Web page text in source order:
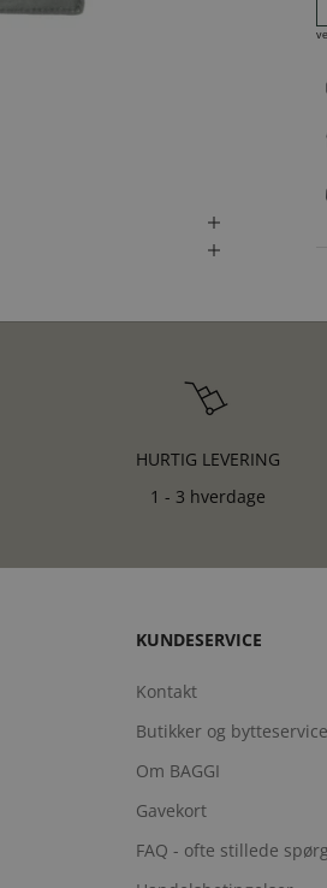
HURTIG LEVERING
1 - 3 hverdage
KUNDESERVICE
Kontakt
Butikker og bytteservice
Om BAGGI
Gavekort
FAQ - ofte stillede